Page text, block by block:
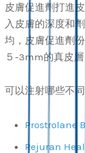
皮膚促進劑打進
入皮膚的深度和
均，皮膚促進劑
５-3mm的真皮層
可以注射哪些不
Prostrolane
Rejuran